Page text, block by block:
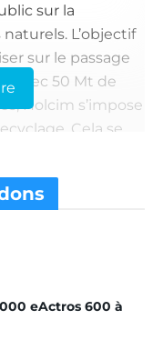
sur la
L’objectif
sur le passage
Avec 50 Mt de
Holcim s’impose
Cela se
Le groupe
d’ici 2030.
mis en mer.
il a pour objectif
eActros 600 à